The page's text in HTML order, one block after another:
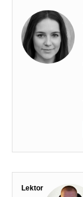
Lektor